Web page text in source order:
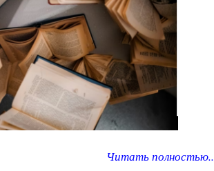
Читать полностью..